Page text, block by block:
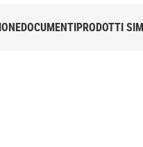
DOCUMENTIPRODOTTI